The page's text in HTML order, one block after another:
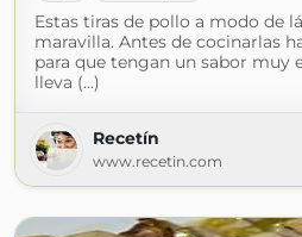
Estas tiras de pollo a modo de
maravilla. Antes de cocinarlas
para que tengan un sabor muy
lleva (...)
Recetín
www.recetin.com